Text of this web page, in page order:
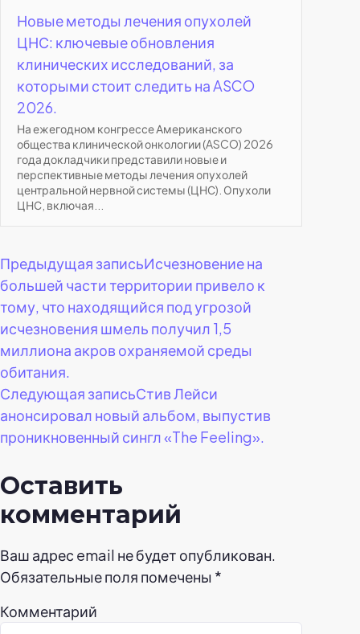
Новые методы лечения опухолей
ЦНС: ключевые обновления
клинических исследований, за
которыми стоит следить на ASCO
2026.
На ежегодном конгрессе Американского
общества клинической онкологии (ASCO) 2026
года докладчики представили новые и
перспективные методы лечения опухолей
центральной нервной системы (ЦНС). Опухоли
ЦНС, включая...
Навигация
по
записям
Предыдущая записьИсчезновение на
большей части территории привело к
тому, что находящийся под угрозой
исчезновения шмель получил 1,5
миллиона акров охраняемой среды
обитания.
Следующая записьСтив Лейси
анонсировал новый альбом, выпустив
проникновенный сингл «The Feeling».
Оставить
комментарий
Ваш адрес email не будет опубликован.
Обязательные поля помечены *
Комментарий